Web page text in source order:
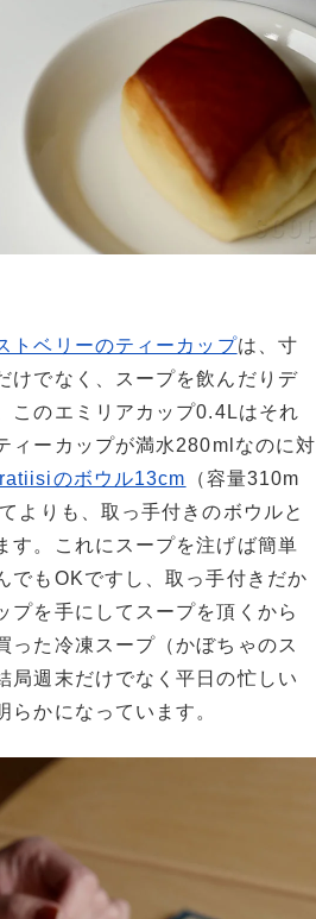
トベリーのティーカップは、寸
けでなく、スープを飲んだりデ
このエミリアカップ0.4Lはそれ
ィーカップが満水280mlなのに対
のボウル13cm （容量310m
よりも、取っ手付きのボウルと
す。これにスープを注げば簡単
でもOKですし、取っ手付きだか
プを手にしてスープを頂くから
った冷凍スープ（かぼちゃのス
局週末だけでなく平日の忙しい
かになっています。